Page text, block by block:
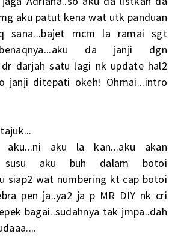
aku patut kena wat utk panduan
sana...bajet mcm la ramai sgt
da janji dgn
dr darjah satu lagi nk update hal2
janji ditepati okeh! Ohmai...intro
aku...ni aku la kan...aku akan
susu aku buh dalam botoi
siap2 wat numbering kt cap botoi
pen ja..ya2 ja p MR DIY nk cri
bagai..sudahnya tak jmpa..dah